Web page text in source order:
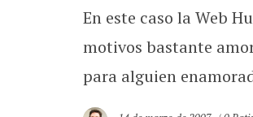
En este caso la Web
motivos bastante
para alguien